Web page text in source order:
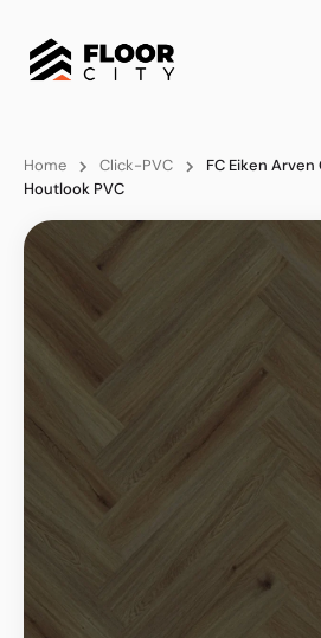
Home Click-PVC
FC Eiken
Houtlook PVC